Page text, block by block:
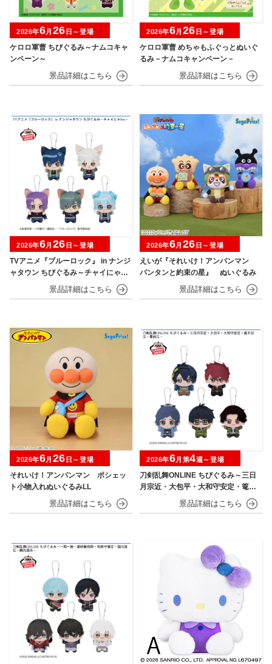
ケロロ軍曹 ちびぐるみ～ナムコキャ
ンペーン～
2026年6月 26 日～登場
ケロロ軍曹 めちゃもふぐっとぬいぐ
るみ－ナムコキャンペーン－
2026年6月 26 日～登場
TVアニメ『ブルーロック』 in ナンジ
ャタウン ちびぐるみ～チャイにゃFe
2026年6月 26 日～登場
えいが『それいけ！アンパンマン
パンタンと約束の星』 ぬいぐるみ
2026年6月 26 日～登場
それいけ！アンパンマン ポシェッ
ト小物入れぬいぐるみLL
2026年6月 26 日～登場
刀剣乱舞ONLINE ちびぐるみ～三日
月宗近・大包平・大和守安定・篭手
切江・豊前江～
2026年6月第4週～登場